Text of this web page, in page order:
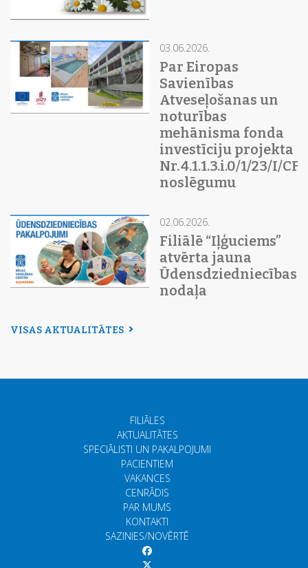
03.06.2026.
Par Eiropas
Savienības
Atveseļošanas un
noturības
mehānisma fonda
investīciju projekta
Nr. 4.1.1.3.i.0/1/23/I/
noslēgumu
02.06.2026.
Filiālē “Iļģuciems”
atvērta jauna
Ūdensdziedniecības
nodaļa
VISAS AKTUALITĀTES
FILIĀLES
AKTUALITĀTES
SPECIĀLISTI UN PAKALPOJUMI
PACIENTIEM
VAKANCES
CENRĀDIS
PAR MUMS
KONTAKTI
SAZINIES/NOVĒRTĒ